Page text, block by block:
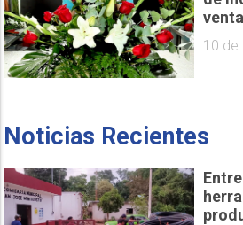
10 de
Noticias Recientes